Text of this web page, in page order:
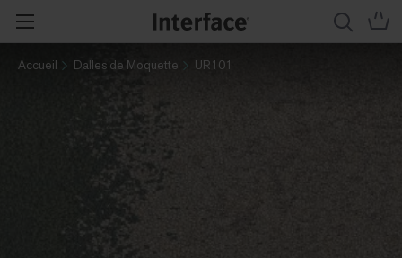
Accueil Dalles de Moquette UR101